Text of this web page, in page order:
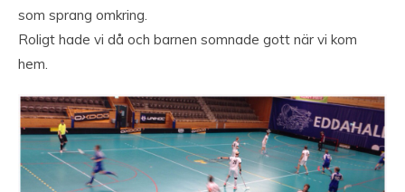
som sprang omkring.
Roligt hade vi då och barnen somnade gott när vi kom
hem.